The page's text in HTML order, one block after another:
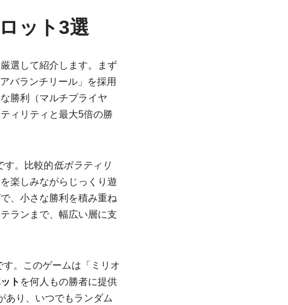
ット3選
選して紹介します。まず
バランチリール」を採用
勝利（マルチプライヤ
ィリティと最大5倍の勝
す。比較的低ボラティリ
楽しみながらじっくり遊
、小さな勝利を積み重ね
ランまで、幅広い層に支
す。このゲームは「ミリオ
ト を何人もの勝者に提供
あり、いつでもランダム